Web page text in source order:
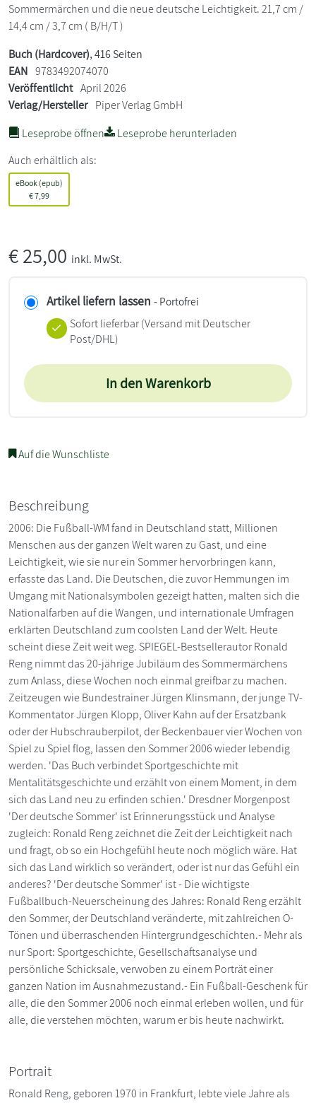
Sommermärchen und die neue deutsche Leichtigkeit. 21,7 cm /
14,4 cm / 3,7 cm ( B/H/T )
Buch (Hardcover), 416 Seiten
EAN 9783492074070
Veröffentlicht April 2026
Verlag/Hersteller Piper Verlag GmbH
Leseprobe öffnen
Leseprobe herunterladen
Auch erhältlich als:
eBook (epub)
€7,99
€25,00 inkl. MwSt.
Artikel liefern lassen - Portofrei
Sofort lieferbar(Versand mit Deutscher
Post/DHL)
In den Warenkorb
Auf die Wunschliste
Beschreibung
2006: Die Fußball-WM fand in Deutschland statt, Millionen
Menschen aus der ganzen Welt waren zu Gast, und eine
Leichtigkeit, wie sie nur ein Sommer hervorbringen kann,
erfasste das Land. Die Deutschen, die zuvor Hemmungen im
Umgang mit Nationalsymbolen gezeigt hatten, malten sich die
Nationalfarben auf die Wangen, und internationale Umfragen
erklärten Deutschland zum coolsten Land der Welt. Heute
scheint diese Zeit weit weg. SPIEGEL-Bestsellerautor Ronald
Reng nimmt das 20-jährige Jubiläum des Sommermärchens
zum Anlass, diese Wochen noch einmal greifbar zu machen.
Zeitzeugen wie Bundestrainer Jürgen Klinsmann, der junge TV-
Kommentator Jürgen Klopp, Oliver Kahn auf der Ersatzbank
oder der Hubschrauberpilot, der Beckenbauer vier Wochen von
Spiel zu Spiel flog, lassen den Sommer 2006 wieder lebendig
werden. 'Das Buch verbindet Sportgeschichte mit
Mentalitätsgeschichte und erzählt von einem Moment, in dem
sich das Land neu zu erfinden schien.' Dresdner Morgenpost
'Der deutsche Sommer' ist Erinnerungsstück und Analyse
zugleich: Ronald Reng zeichnet die Zeit der Leichtigkeit nach
und fragt, ob so ein Hochgefühl heute noch möglich wäre. Hat
sich das Land wirklich so verändert, oder ist nur das Gefühl ein
anderes? 'Der deutsche Sommer' ist - Die wichtigste
Fußballbuch-Neuerscheinung des Jahres: Ronald Reng erzählt
den Sommer, der Deutschland veränderte, mit zahlreichen O-
Tönen und überraschenden Hintergrundgeschichten.- Mehr als
nur Sport: Sportgeschichte, Gesellschaftsanalyse und
persönliche Schicksale, verwoben zu einem Porträt einer
ganzen Nation im Ausnahmezustand.- Ein Fußball-Geschenk für
alle, die den Sommer 2006 noch einmal erleben wollen, und für
alle, die verstehen möchten, warum er bis heute nachwirkt.
Portrait
Ronald Reng, geboren 1970 in Frankfurt, lebte viele Jahre als